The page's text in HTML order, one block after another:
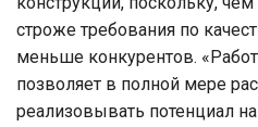
строже требования по
меньше конкурентов.
позволяет в полной мере
реализовывать потенциал